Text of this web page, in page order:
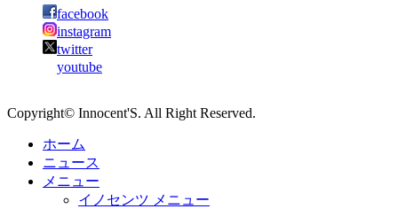
facebook
instagram
twitter
youtube
Copyright© Innocent'S. All Right Reserved.
ホーム
ニュース
メニュー
イノセンツ メニュー